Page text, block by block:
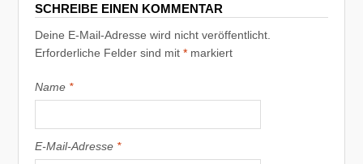
SCHREIBE EINEN KOMMENTAR
Deine E-Mail-Adresse wird nicht veröffentlicht.
Erforderliche Felder sind mit* markiert
Name *
E-Mail-Adresse *